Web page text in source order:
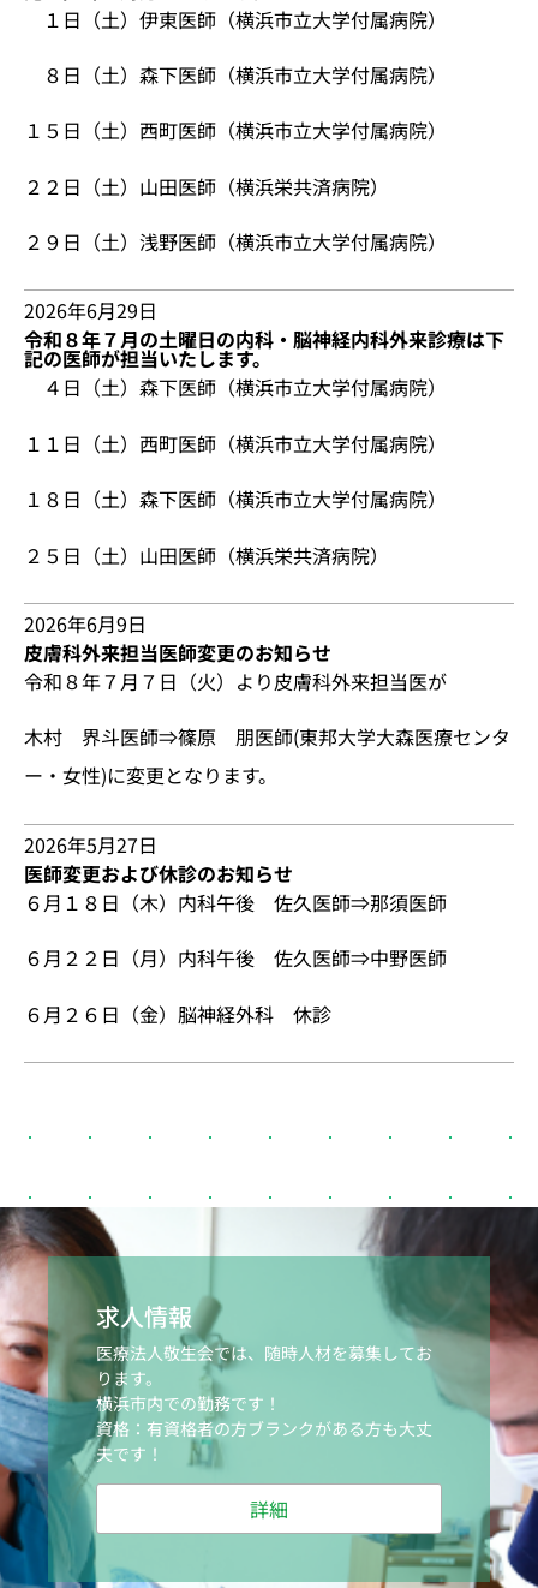
１日（土）伊東医師（横浜市立大学付属病院）
８日（土）森下医師（横浜市立大学付属病院）
１５日（土）西町医師（横浜市立大学付属病院）
２２日（土）山田医師（横浜栄共済病院）
２９日（土）浅野医師（横浜市立大学付属病院）
2026年6月29日
令和８年７月の土曜日の内科・脳神経内科外来診療は下
記の医師が担当いたします。
４日（土）森下医師（横浜市立大学付属病院）
１１日（土）西町医師（横浜市立大学付属病院）
１８日（土）森下医師（横浜市立大学付属病院）
２５日（土）山田医師（横浜栄共済病院）
2026年6月9日
皮膚科外来担当医師変更のお知らせ
令和８年７月７日（火）より皮膚科外来担当医が
木村 界斗医師⇒篠原 朋医師(東邦大学大森医療センタ
ー・女性)に変更となります。
2026年5月27日
医師変更および休診のお知らせ
６月１８日（木）内科午後 佐久医師⇒那須医師
６月２２日（月）内科午後 佐久医師⇒中野医師
６月２６日（金）脳神経外科 休診
求人情報
医療法人敬生会では、随時人材を募集してお
ります。
横浜市内での勤務です！
資格：有資格者の方ブランクがある方も大丈
夫です！
詳細